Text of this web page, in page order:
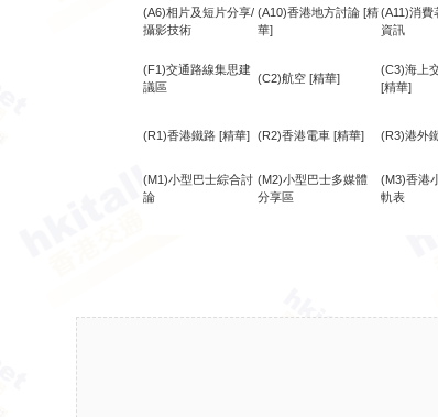
(A6)相片及短片分享/
攝影技術
(A10)香港地方討論 [精
華]
(A11)消費
資訊
(F1)交通路線集思建
議區
(C2)航空 [精華]
(C3)海上
[精華]
(R1)香港鐵路 [精華] (R2)香港電車 [精華] (R3)港外
(M1)小型巴士綜合討
論
(M2)小型巴士多媒體
分享區
(M3)香港
軌表